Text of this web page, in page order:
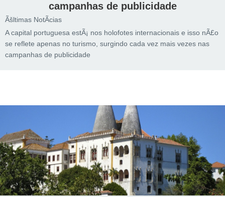
campanhas de publicidade
Ãšltimas NotÃ­cias
A capital portuguesa estÃ¡ nos holofotes internacionais e isso nÃ£o
se reflete apenas no turismo, surgindo cada vez mais vezes nas
campanhas de publicidade